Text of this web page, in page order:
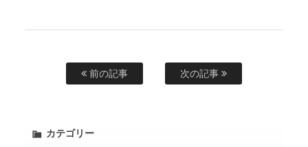
前の記事 次の記事
カテゴリー